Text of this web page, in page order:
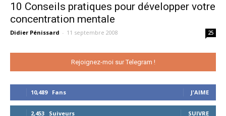
10 Conseils pratiques pour développer votre
concentration mentale
Didier Pénissard - 11 septembre 2008 25
Rejoignez-moi sur Telegram !
10,489 Fans J'AIME
2,453 Suiveurs SUIVRE